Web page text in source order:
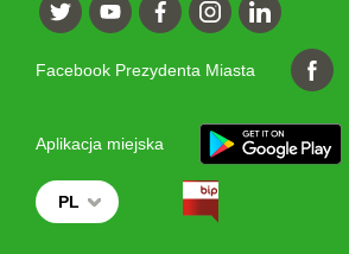
Facebook Prezydenta Miasta
Aplikacja miejska
PL